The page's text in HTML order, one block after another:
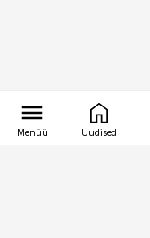
Menüü Uudised